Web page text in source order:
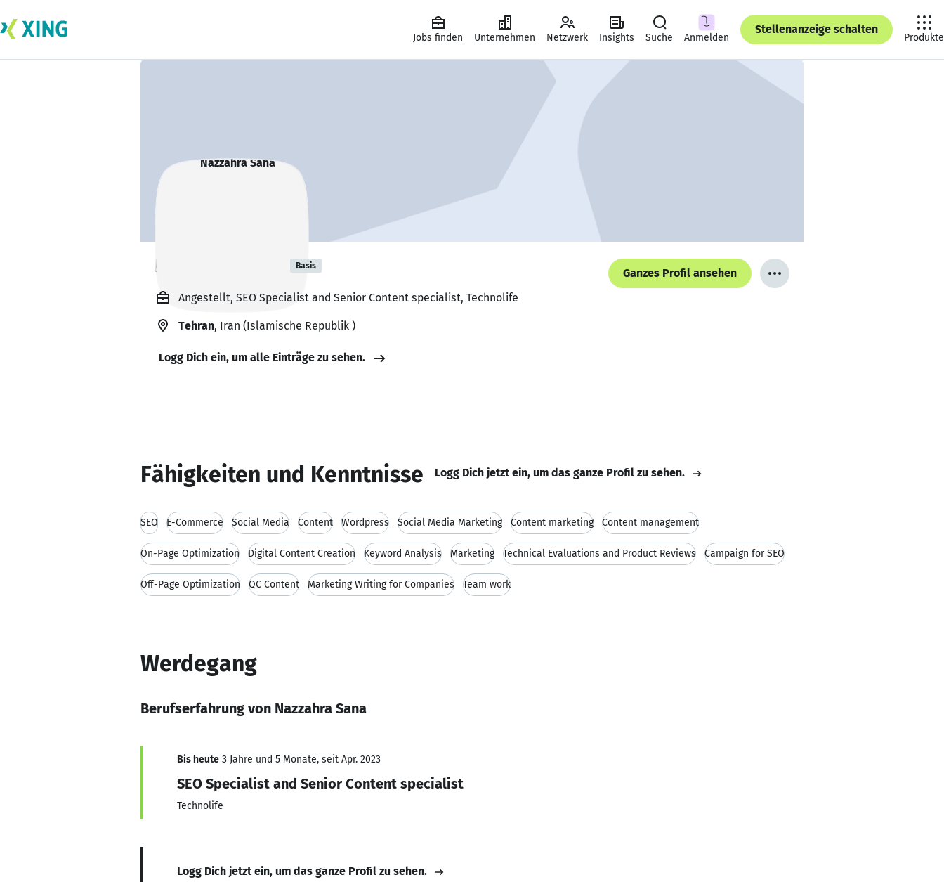
Jobs finden Unternehmen Netzwerk Insights Suche Anmelden
Stellenanzeige schalten
Produkte
Nazzahra Sana Basis
Ganzes Profil ansehen
Angestellt, SEO Specialist and Senior Content specialist, Technolife
Tehran, Iran (Islamische Republik )
Logg Dich ein, um alle Einträge zu sehen.
Fähigkeiten und Kenntnisse Logg Dich jetzt ein, um das ganze Profil zu sehen.
SEO E-Commerce Social Media Content Wordpress Social Media Marketing Content marketing Content management
On-Page Optimization Digital Content Creation Keyword Analysis Marketing Technical Evaluations and Product Reviews Campaign for SEO
Off-Page Optimization QC Content Marketing Writing for Companies Team work
Werdegang
Berufserfahrung von Nazzahra Sana
Bis heute 3 Jahre und 5 Monate, seit Apr. 2023
SEO Specialist and Senior Content specialist
Technolife
Logg Dich jetzt ein, um das ganze Profil zu sehen.